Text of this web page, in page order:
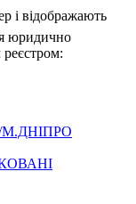
і відображають
юридично